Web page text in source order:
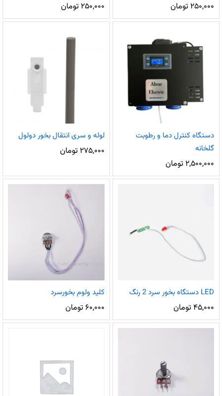
۲۵۰,۰۰۰ تومان ۲۵۰,۰۰۰ تومان
دستگاه کنترل دما و رطوبت
گلخانه
۲,۵۰۰,۰۰۰ تومان
لوله و سری انتقال بخور دولول
۲۷۵,۰۰۰ تومان
LED دستگاه بخور سرد 2 رنگ
۴۵,۰۰۰ تومان
کلید ولوم بخورسرد
۶۰,۰۰۰ تومان